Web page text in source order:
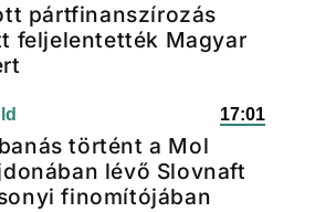
pártfinanszírozás
feljelentették Magyar
17:01
történt a Mol
lévő Slovnaft
finomítójában